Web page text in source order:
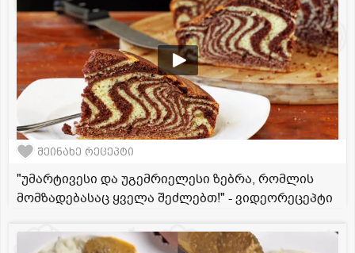
შეინახე რეცეპტი
"უმარტივესი და უგემრიელესი ზებრა, რომლის
მომზადებასაც ყველა შეძლებთ!" - ვიდეორეცეპტი